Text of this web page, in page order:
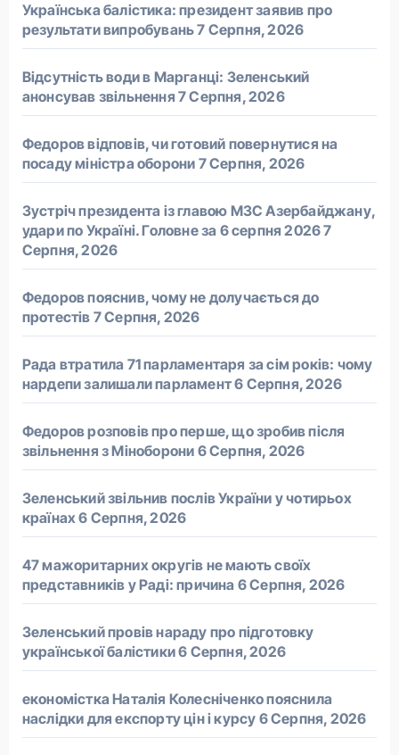
Українська балістика: президент заявив про
результати випробувань7 Серпня, 2026
Відсутність води в Марганці: Зеленський
анонсував звільнення 7 Серпня, 2026
Федоров відповів, чи готовий повернутися на
посаду міністра оборони 7 Серпня, 2026
Зустріч президента із главою МЗС Азербайджану,
удари по Україні. Головне за 6 серпня 20267
Серпня, 2026
Федоров пояснив, чому не долучається до
протестів 7 Серпня, 2026
Рада втратила 71 парламентаря за сім років: чому
нардепи залишали парламент6 Серпня, 2026
Федоров розповів про перше, що зробив після
звільнення з Міноборони 6 Серпня, 2026
Зеленський звільнив послів України у чотирьох
країнах6 Серпня, 2026
47 мажоритарних округів не мають своїх
представників у Раді: причина 6 Серпня, 2026
Зеленський провів нараду про підготовку
української балістики6 Серпня, 2026
економістка Наталія Колесніченко пояснила
наслідки для експорту цін і курсу 6 Серпня, 2026